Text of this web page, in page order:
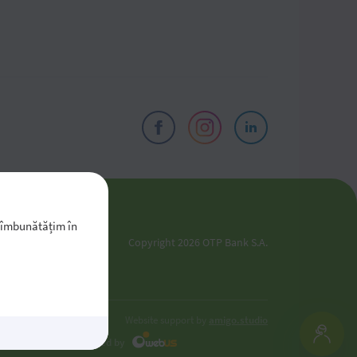
Copyright 2026 OTP Bank S.A.
Developed by
îmbunătățim în